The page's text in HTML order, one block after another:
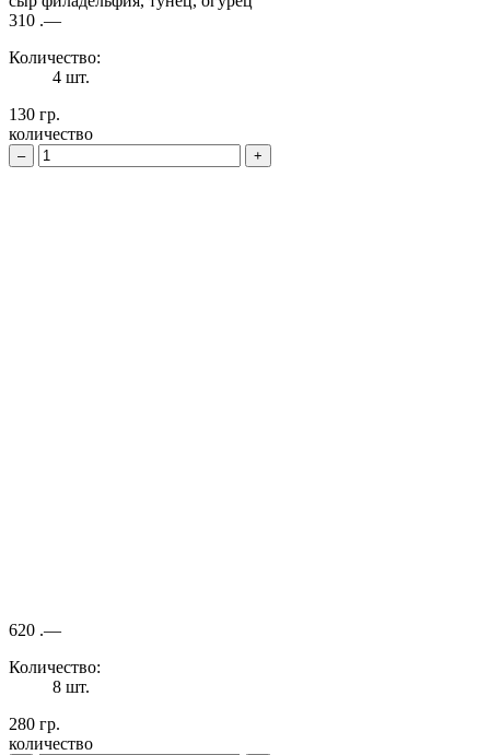
310 .—
Количество:
4 шт.
130 гр.
количество
– +
620 .—
Количество:
8 шт.
280 гр.
количество